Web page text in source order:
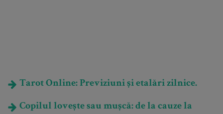
Tarot Online: Previziuni și etalări zilnice.
Copilul lovește sau mușcă: de la cauze la